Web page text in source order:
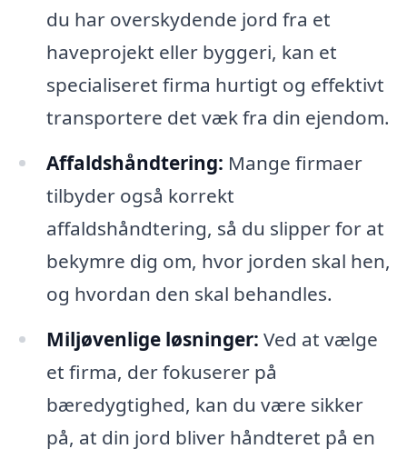
du har overskydende jord fra et
haveprojekt eller byggeri, kan et
specialiseret firma hurtigt og effektivt
transportere det væk fra din ejendom.
Affaldshåndtering: Mange firmaer
tilbyder også korrekt
affaldshåndtering, så du slipper for at
bekymre dig om, hvor jorden skal hen,
og hvordan den skal behandles.
Miljøvenlige løsninger: Ved at vælge
et firma, der fokuserer på
bæredygtighed, kan du være sikker
på, at din jord bliver håndteret på en